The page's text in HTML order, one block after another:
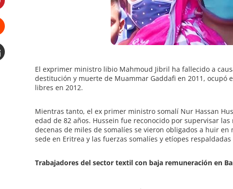
El exprimer ministro libio Mahmoud Jibril ha fallecido a
destitución y muerte de Muammar Gaddafi en 2011, ocupó
libres en 2012.
Mientras tanto, el ex primer ministro somalí Nur Hassan
edad de 82 años. Hussein fue reconocido por supervisar
decenas de miles de somalíes se vieron obligados a huir
sede en Eritrea y las fuerzas somalíes y etíopes
Trabajadores del sector textil con baja remuneración en